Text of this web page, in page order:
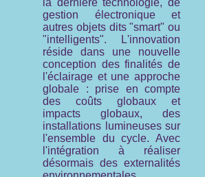
la dernière technologie, de
gestion électronique et
autres objets dits "smart" ou
"intelligents". L'innovation
réside dans une nouvelle
conception des finalités de
l'éclairage et une approche
globale : prise en compte
des coûts globaux et
impacts globaux, des
installations lumineuses sur
l'ensemble du cycle. Avec
l'intégration à réaliser
désormais des externalités